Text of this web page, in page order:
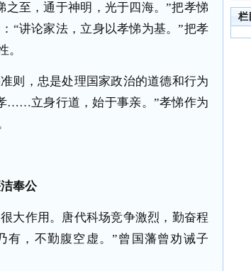
至，通于神明，光于四海。”把孝悌
“讲论家法，立身以孝悌为基。”把孝
。
，忠是处理国家政治的道德和行为
……立身行道，始于事亲。”孝悌作为
奉公
作用。唐代科场竞争激烈，勤奋程
有，不勤腹空虚。”曾国藩曾劝诫子
栏